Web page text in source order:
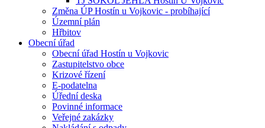
Změna ÚP Hostín u Vojkovic - probíhající
Územní plán
Hřbitov
Obecní úřad
Obecní úřad Hostín u Vojkovic
Zastupitelstvo obce
Krizové řízení
E-podatelna
Úřední deska
Povinné informace
Veřejné zakázky